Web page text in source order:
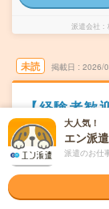
派遣会社
未読 掲載日 2026/
【経験者
理/日払いOK
交通費別途支給あり
勤務地
静岡
鷲津
大人気！
エン派
派遣のお仕